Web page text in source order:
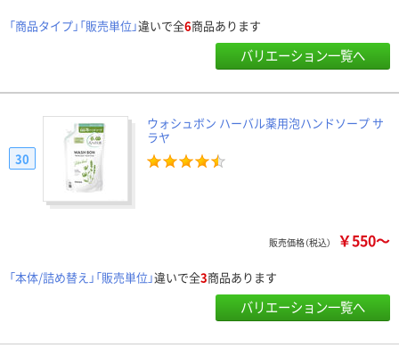
「商品タイプ」「販売単位」違いで全6商品あります
バリエーション一覧へ
ウォシュボン ハーバル薬用泡ハンドソープ サ
ラヤ
30
販売価格（税込） ￥550～
「本体/詰め替え」「販売単位」違いで全3商品あります
バリエーション一覧へ